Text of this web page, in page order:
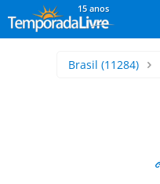
15 anos
Brasil (11284)